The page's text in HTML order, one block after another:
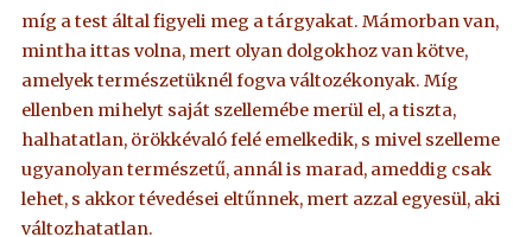
míg a test által figyeli meg a tárgyakat. Mámorban van,
mintha ittas volna, mert olyan dolgokhoz van kötve,
amelyek természetüknél fogva változékonyak. Míg
ellenben mihelyt saját szellemébe merül el, a tiszta,
halhatatlan, örökkévaló felé emelkedik, s mivel szelleme
ugyanolyan természetű, annál is marad, ameddig csak
lehet, s akkor tévedései eltűnnek, mert azzal egyesül, aki
változhatatlan.